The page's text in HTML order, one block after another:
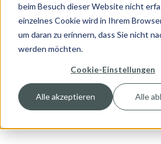
beim Besuch dieser Website nicht
einzelnes Cookie wird in Ihrem
um daran zu erinnern, dass Sie nicht
werden möchten.
Cookie-Einstellungen
Alle akzeptieren Alle